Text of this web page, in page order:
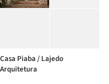
Casa Piaba / Lajedo
Arquitetura